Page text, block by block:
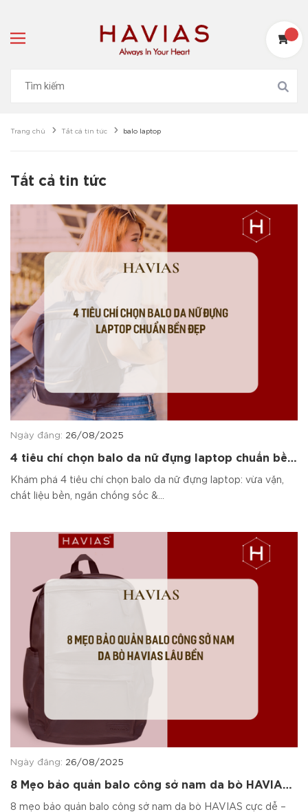
Trang chủ Tất cả tin tức balo laptop
Tất cả tin tức
Ngày đăng: 26/08/2025
4 tiêu chí chọn balo da nữ đựng laptop chuẩn bền
Khám phá 4 tiêu chí chọn balo da nữ đựng laptop: vừa vặn,
chất liệu bền, ngăn chống sốc &...
Ngày đăng: 26/08/2025
8 Mẹo bảo quản balo công sở nam da bò HAVIAS
lâu bền
8 mẹo bảo quản balo công sở nam da bò HAVIAS cực dễ –